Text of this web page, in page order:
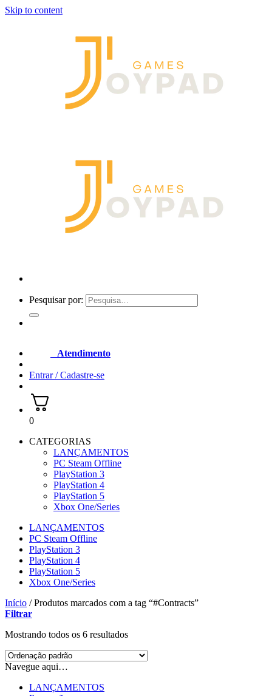
Skip to content
Pesquisar por:
Atendimento
Entrar / Cadastre-se
0
CATEGORIAS
LANÇAMENTOS
PC Steam Offline
PlayStation 3
PlayStation 4
PlayStation 5
Xbox One/Series
LANÇAMENTOS
PC Steam Offline
PlayStation 3
PlayStation 4
PlayStation 5
Xbox One/Series
Início /Produtos marcados com a tag “#Contracts”
Filtrar
Mostrando todos os 6 resultados
Navegue aqui…
LANÇAMENTOS